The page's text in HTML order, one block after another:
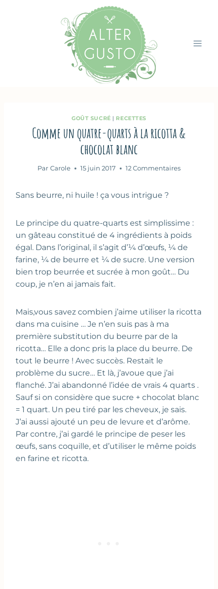
GOÛT SUCRÉ | RECETTES
Comme un quatre-quarts à la ricotta &
chocolat blanc
Par Carole 15 juin 2017 12 Commentaires
Sans beurre, ni huile ! ça vous intrigue ?
Le principe du quatre-quarts est simplissime :
un gâteau constitué de 4 ingrédients à poids
égal. Dans l’original, il s’agit d’¼ d’œufs, ¼ de
farine, ¼ de beurre et ¼ de sucre. Une version
bien trop beurrée et sucrée à mon goût… Du
coup, je n’en ai jamais fait.
Mais,vous savez combien j’aime utiliser la ricotta
dans ma cuisine … Je n’en suis pas à ma
première substitution du beurre par de la
ricotta… Elle a donc pris la place du beurre. De
tout le beurre ! Avec succès. Restait le
problème du sucre… Et là, j’avoue que j’ai
flanché. J’ai abandonné l’idée de vrais 4 quarts .
Sauf si on considère que sucre + chocolat blanc
= 1 quart. Un peu tiré par les cheveux, je sais.
J’ai aussi ajouté un peu de levure et d’arôme.
Par contre, j’ai gardé le principe de peser les
œufs, sans coquille, et d’utiliser le même poids
en farine et ricotta.